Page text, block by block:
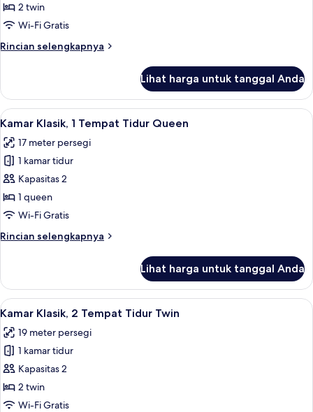
Deluks,
2
Tidur
2 twin
Wi-Fi Gratis
Rincian selengkapnya
Rincian
Kamar
Deluks,
2
Tidur
Twin
Lihat harga untuk tanggal Anda
Lihat
semua
foto
untuk
Kamar
Klasik,
1
Tidur
Brankas, meja kerja, ruang kerja
8
Kamar Klasik, 1 Tempat Tidur Queen
17 meter persegi
1 kamar tidur
Kapasitas 2
1 queen
Wi-Fi Gratis
Rincian selengkapnya
Rincian
Kamar
Klasik,
1
Tidur
Queen
Lihat harga untuk tanggal Anda
Lihat
semua
foto
untuk
Kamar
Klasik,
2
Brankas, meja kerja, ruang kerja
12
Kamar Klasik, 2 Tempat Tidur Twin
19 meter persegi
1 kamar tidur
Kapasitas 2
2 twin
Wi-Fi Gratis